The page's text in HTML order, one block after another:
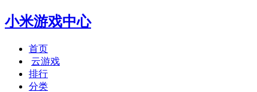
小米游戏中心
首页
云游戏
排行
分类